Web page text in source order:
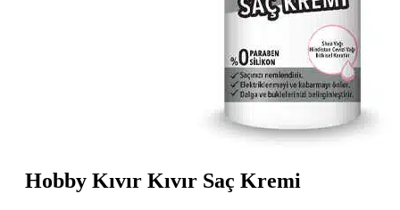
Hobby Kıvır Kıvır Saç Kremi